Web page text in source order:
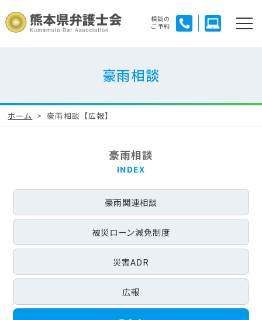
相談の
ご予約
豪雨相談
ホーム 豪雨相談【広報】
豪雨相談
豪雨関連相談
被災ローン減免制度
災害ADR
広報